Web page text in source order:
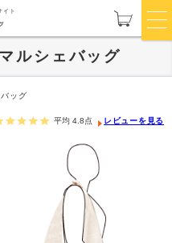
イト
ルシェバッグ
ッグ
平均 4.8点 レビューを見る